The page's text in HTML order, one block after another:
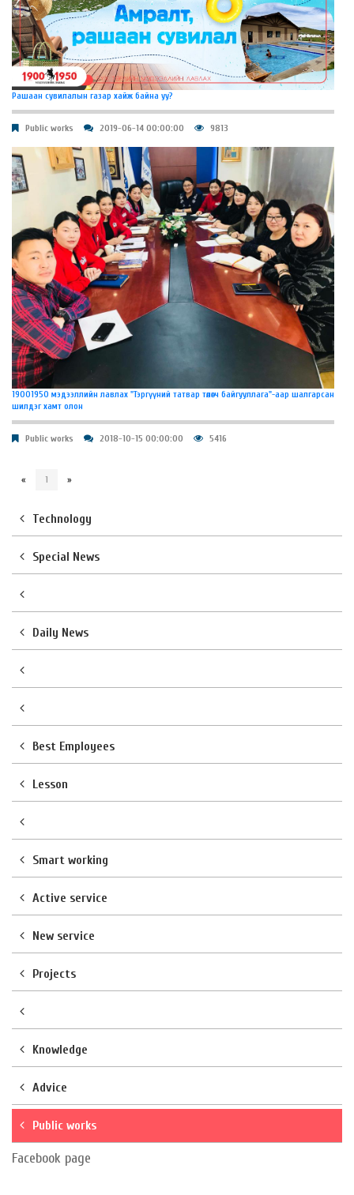
Рашаан сувилалын газар хайж байна уу?
Public works 2019-06-14 00:00:00 9813
19001950 мэдээллийн лавлах "Тэргүүний татвар төлөгч байгууллага"-аар шалгарсан
шилдэг хамт олон
Public works 2018-10-15 00:00:00 5416
« 1 »
Technology
Special News
Daily News
Best Employees
Lesson
Smart working
Active service
New service
Projects
Knowledge
Advice
Public works
Facebook page